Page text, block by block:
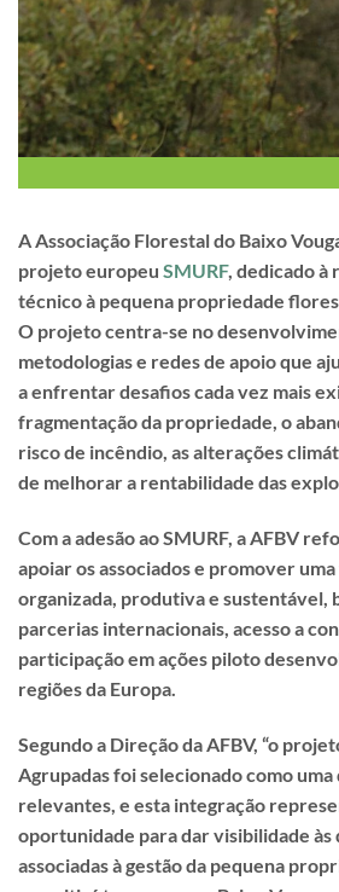
A Associação Florestal do Baixo
projeto europeu SMURF, dedicado à
técnico à pequena propriedade
O projeto centra-se no
metodologias e redes de apoio que
a enfrentar desafios cada vez mais
fragmentação da propriedade, o
risco de incêndio, as alterações
de melhorar a rentabilidade das
Com a adesão ao SMURF, a AFBV
apoiar os associados e promover
organizada, produtiva e sustentável,
parcerias internacionais, acesso a
participação em ações piloto
regiões da Europa.
Segundo a Direção da AFBV, “o
Agrupadas foi selecionado como
relevantes, e esta integração
oportunidade para dar visibilidade às
associadas à gestão da pequena